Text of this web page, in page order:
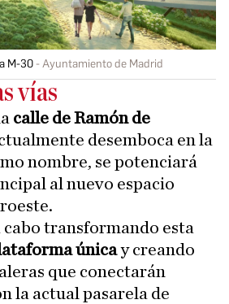
M-30 Ayuntamiento de Madrid
vías
calle de Ramón de
desemboca en la
nombre, se potenciará
al nuevo espacio
cabo transformando esta
únicay creando
que conectarán
la actual pasarela de